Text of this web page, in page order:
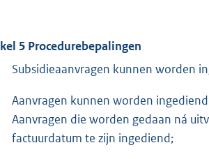
5 Procedurebepalingen
Subsidieaanvragen kunnen worden
Aanvragen kunnen worden
Aanvragen die worden gedaan ná
factuurdatum te zijn ingediend;